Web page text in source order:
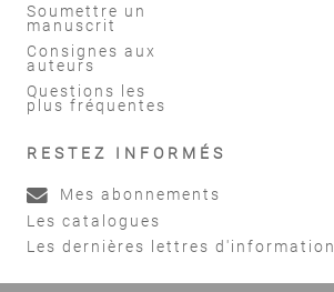
Soumettre un
manuscrit
Consignes aux
auteurs
Questions les
plus fréquentes
RESTEZ INFORMÉS
Mes abonnements
Les catalogues
Les dernières lettres d'information